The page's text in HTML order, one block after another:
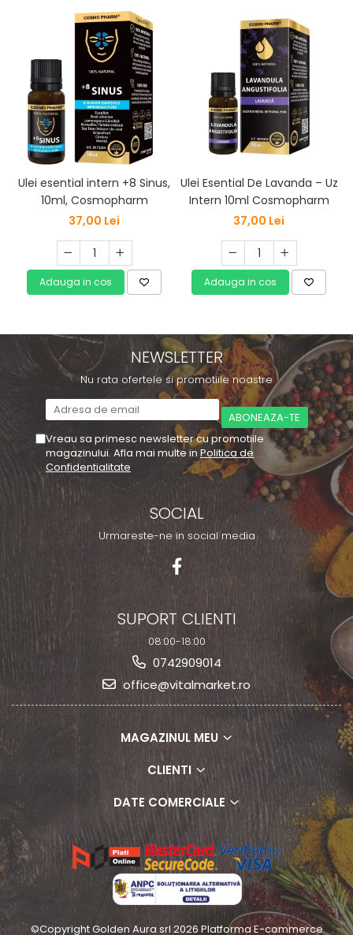
Ulei esential intern +8 Sinus,
10ml, Cosmopharm
37,00 Lei
Adauga in cos
Ulei Esential De Lavanda – Uz
Intern 10ml Cosmopharm
37,00 Lei
Adauga in cos
NEWSLETTER
Nu rata ofertele si promotiile noastre
Vreau sa primesc newsletter cu promotiile
magazinului. Afla mai multe in Politica de
Confidentialitate
SOCIAL
Urmareste-ne in social media
SUPORT CLIENTI
08:00-18:00
0742909014
office@vitalmarket.ro
MAGAZINUL MEU
CLIENTI
DATE COMERCIALE
©Copyright Golden Aura srl 2026 Platforma E-commerce